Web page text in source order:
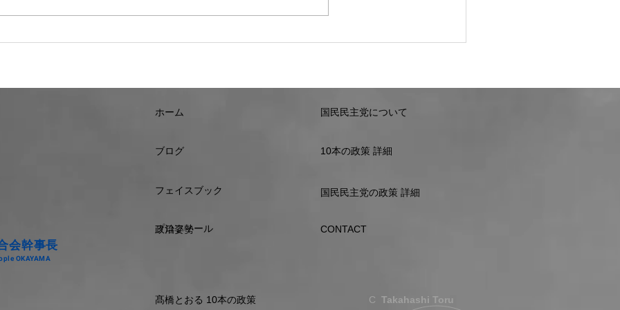
会幹事長
OKAYAMA
ホーム
ブログ
フェイスブック
プロフィール
政治姿勢
髙橋とおる 10本の政策
国民民主党について
10本の政策 詳細
国民民主党の政策 詳細
CONTACT
C Takahashi Toru